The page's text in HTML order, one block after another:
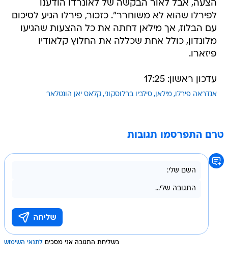
הצעה, אבל לאור הבקשה של לאונרדו הודענו
לפירלו שהוא לא משוחרר". כזכור, פירלו הגיע לסיכום
עם הבלוז, אך מילאן דחתה את כל ההצעות שהגיעו
מלונדון, כולל אחת שכללה את החלוץ קלאודיו
פיזארו.
עדכון ראשון: 17:25
אנדראה פירלו מילאן סילביו ברלוסקוני קלאס יאן הונטלאר
טרם התפרסמו תגובות
בשליחת התגובה אני מסכים לתנאי השימוש